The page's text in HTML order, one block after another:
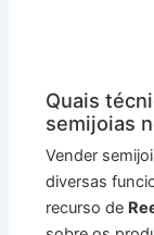
Quais
semijoias
Vender
diversas
recurso de